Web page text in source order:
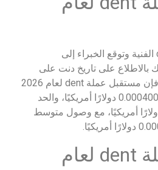
تشير توقعات عملة dent الفنية وتوقع الخبراء إلى
بالاطلاع على تاريخ دنت على
مدار السنوات الماضية، فإن مستقبل عملة dent لعام 2026
يصل الحد الأقصى إلى 0.0004003 دولارًا أمريكيًا، والحد
إلى 0.0003368 دولارًا أمريكيًا، مع وصول متوسط
مستقبل عملة dent لعام